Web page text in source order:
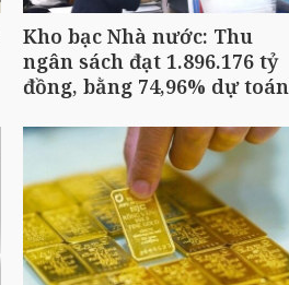
Kho bạc Nhà nước: Thu
ngân sách đạt 1.896.176 tỷ
đồng, bằng 74,96% dự toán